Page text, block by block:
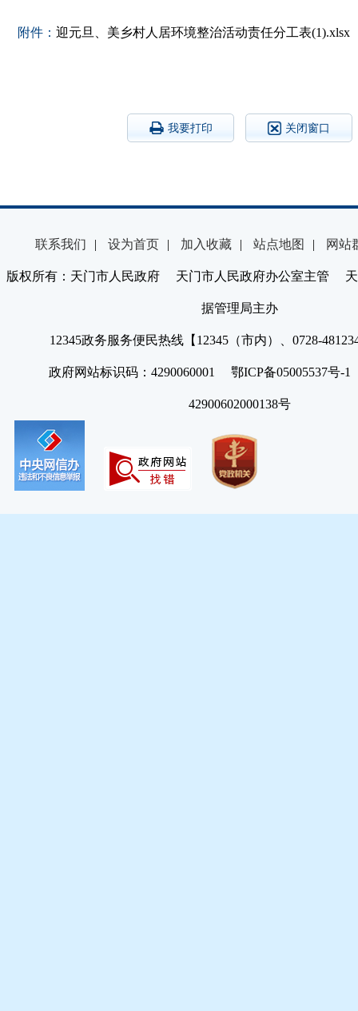
附件： 迎元旦、美乡村人居环境整治活动责任分工表(1).xlsx
我要打印 关闭窗口
联系我们 | 设为首页 | 加入收藏 | 站点地图 | 网站
版权所有：天门市人民政府 天门市人民政府办公室主管 天
据管理局主办
12345政务服务便民热线【12345（市内）、0728-
政府网站标识码：4290060001 鄂ICP备05005537号
42900602000138号